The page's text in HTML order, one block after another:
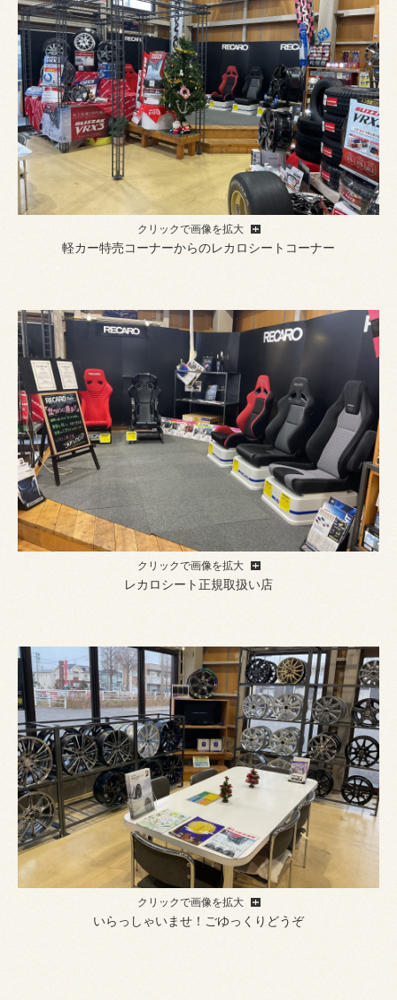
クリックで画像を拡大
軽カー特売コーナーからのレカロシートコーナー
クリックで画像を拡大
レカロシート正規取扱い店
クリックで画像を拡大
いらっしゃいませ！ごゆっくりどうぞ